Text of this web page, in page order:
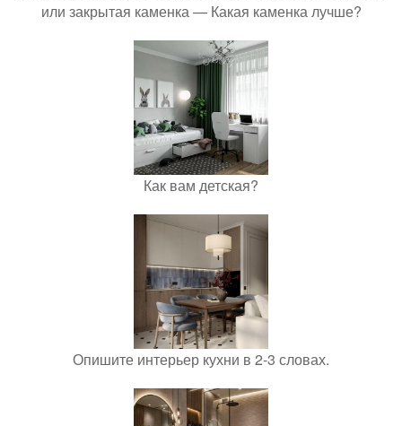
или закрытая каменка — Какая каменка лучше?
Как вам детская?
Опишите интерьер кухни в 2-3 словах.